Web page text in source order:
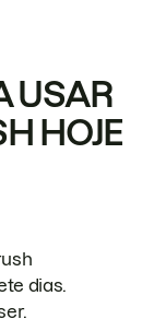
USAR
HOJE
dias.